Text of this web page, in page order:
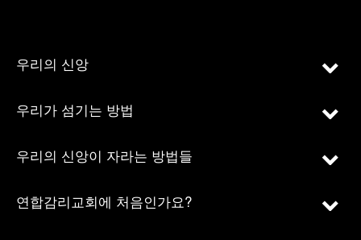
우리의 신앙
우리가 섬기는 방법
우리의 신앙이 자라는 방법들
연합감리교회에 처음인가요?